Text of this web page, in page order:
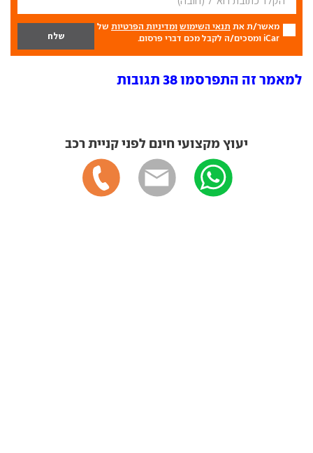
מאשר/ת את תנאי השימוש ומדיניות הפרטיות של
iCar ומסכים/ה לקבל מכם דברי פרסום.
למאמר זה התפרסמו 38 תגובות
יעוץ מקצועי חינם לפני קניית רכב